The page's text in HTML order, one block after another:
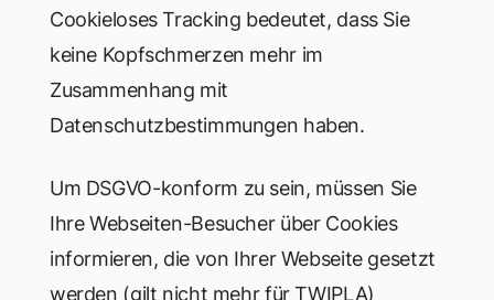
Cookieloses Tracking bedeutet, dass Sie
keine Kopfschmerzen mehr im
Zusammenhang mit
Datenschutzbestimmungen haben.
Um DSGVO-konform zu sein, müssen Sie
Ihre Webseiten-Besucher über Cookies
informieren, die von Ihrer Webseite gesetzt
werden (gilt nicht mehr für TWIPLA)